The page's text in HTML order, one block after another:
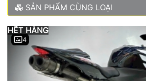
SẢN PHẨM CÙNG LOẠI
4
HẾT HÀNG